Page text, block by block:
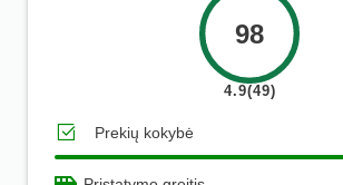
98
4.9(49)
Prekių kokybė